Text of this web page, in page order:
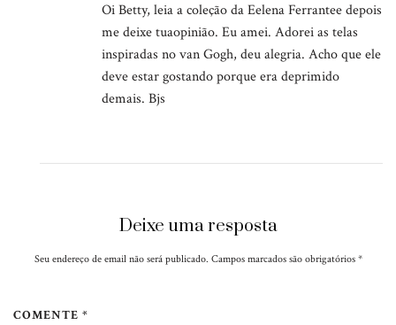
Oi Betty, leia a coleção da Eelena Ferrantee depois
me deixe tuaopinião. Eu amei. Adorei as telas
inspiradas no van Gogh, deu alegria. Acho que ele
deve estar gostando porque era deprimido
demais. Bjs
Deixe uma resposta
Seu endereço de email não será publicado. Campos marcados são obrigatórios *
COMENTE *